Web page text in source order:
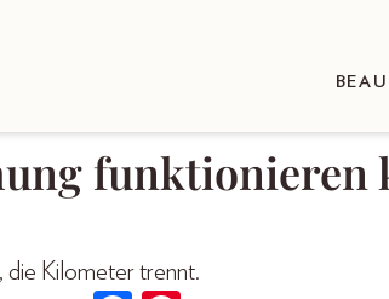
funktionieren
die Kilometer trennt.